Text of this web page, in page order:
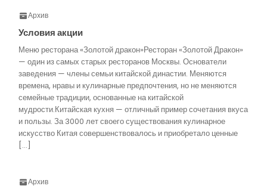
Архив
Условия акции
Меню ресторана «Золотой дракон»Ресторан «Золотой Дракон»
— один из самых старых ресторанов Москвы. Основатели
заведения — члены семьи китайской династии. Меняются
времена, нравы и кулинарные предпочтения, но не меняются
семейные традиции, основанные на китайской
мудрости.Китайская кухня — отличный пример сочетания вкуса
и пользы. За 3000 лет своего существования кулинарное
искусство Китая совершенствовалось и приобретало ценные
[…]
Архив